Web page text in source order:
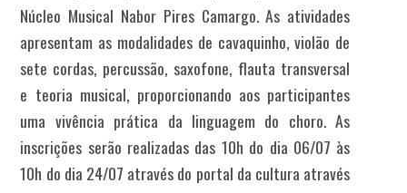
Núcleo Musical Nabor Pires Camargo. As atividades
apresentam as modalidades de cavaquinho, violão de
sete cordas, percussão, saxofone, flauta transversal
e teoria musical, proporcionando aos participantes
uma vivência prática da linguagem do choro. As
inscrições serão realizadas das 10h do dia 06/07 às
10h do dia 24/07 através do portal da cultura através